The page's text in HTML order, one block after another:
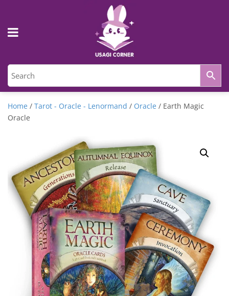
Home / Tarot - Oracle - Lenormand / Oracle / Earth Magic
Oracle